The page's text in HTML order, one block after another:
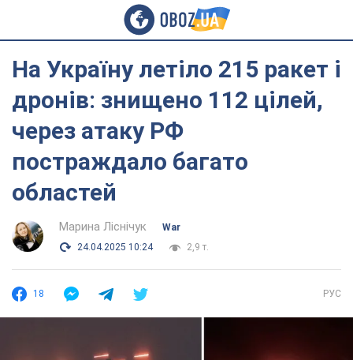
На Україну летіло 215 ракет і
дронів: знищено 112 цілей,
через атаку РФ
постраждало багато
областей
Марина Ліснічук
War
24.04.2025 10:24
2,9 т.
18 РУС